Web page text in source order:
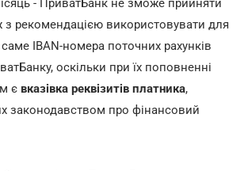
- ПриватБанк не зможе прийняти
з рекомендацією використовувати для
IBAN-номера поточних рахунків
оскільки при їх поповненні
є вказівка реквізитів платника,
законодавством про фінансовий